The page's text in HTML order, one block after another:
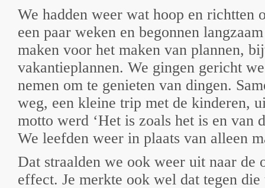
We hadden weer wat hoop en richtten
een paar weken en begonnen
maken voor het maken van plannen,
vakantieplannen. We gingen gericht
nemen om te genieten van dingen.
weg, een kleine trip met de kinderen,
motto werd ‘Het is zoals het is en van
We leefden weer in plaats van alleen
Dat straalden we ook weer uit naar de
effect. Je merkte ook wel dat tegen